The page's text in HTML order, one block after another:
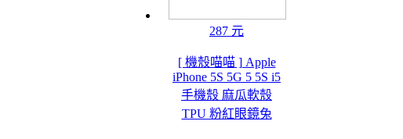
287 元
[ 機殼喵喵 ] Apple
iPhone 5S 5G 5 5S i5
手機殼 麻瓜軟殼
TPU 粉紅眼鏡兔